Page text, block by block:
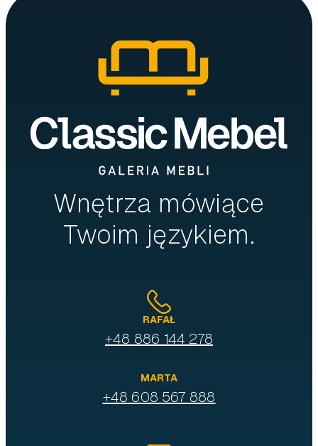
Wnętrza mówiące
Twoim językiem.
RAFAŁ
+48 886 144 278
MARTA
+48 608 567 888